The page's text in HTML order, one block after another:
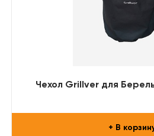
Чехол Grillver для
+ В